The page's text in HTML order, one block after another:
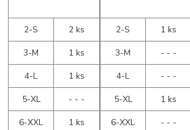
2-S
2 ks
3-M
1 ks
4-L
1 ks
5-XL
- - -
6-XXL
1 ks
2-S
1 ks
3-M
- - -
4-L
- - -
5-XL
1 ks
6-XXL
- - -